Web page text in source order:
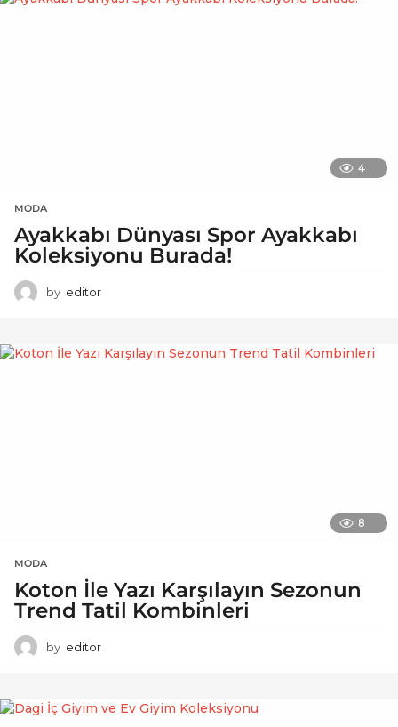
4
MODA
Ayakkabı Dünyası Spor Ayakkabı
Koleksiyonu Burada!
by editor
8
MODA
Koton İle Yazı Karşılayın Sezonun
Trend Tatil Kombinleri
by editor